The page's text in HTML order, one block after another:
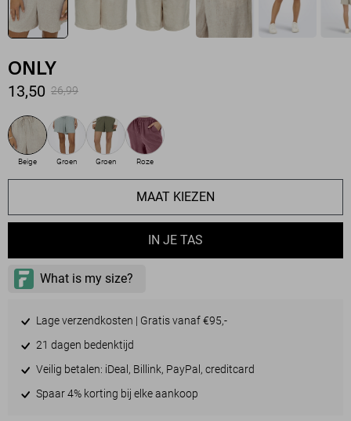
ONLY
13,50 26,99
Beige Groen Groen Roze
MAAT KIEZEN
IN JE TAS
Lage verzendkosten | Gratis vanaf €95,-
21 dagen bedenktijd
Veilig betalen: iDeal, Billink, PayPal, creditcard
Spaar 4% korting bij elke aankoop